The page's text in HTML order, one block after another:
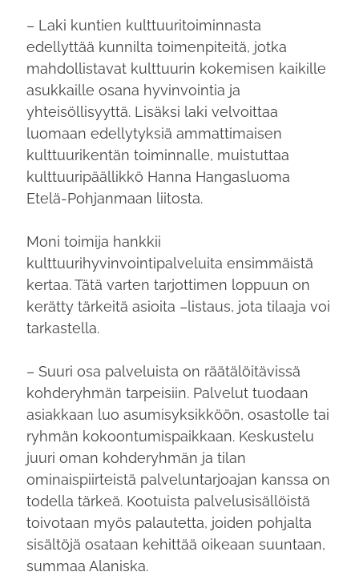
– Laki kuntien kulttuuritoiminnasta
edellyttää kunnilta toimenpiteitä, jotka
mahdollistavat kulttuurin kokemisen kaikille
asukkaille osana hyvinvointia ja
yhteisöllisyyttä. Lisäksi laki velvoittaa
luomaan edellytyksiä ammattimaisen
kulttuurikentän toiminnalle, muistuttaa
kulttuuripäällikkö Hanna Hangasluoma
Etelä-Pohjanmaan liitosta.
Moni toimija hankkii
kulttuurihyvinvointipalveluita ensimmäistä
kertaa. Tätä varten tarjottimen loppuun on
kerätty tärkeitä asioita –listaus, jota tilaaja voi
tarkastella.
– Suuri osa palveluista on räätälöitävissä
kohderyhmän tarpeisiin. Palvelut tuodaan
asiakkaan luo asumisyksikköön, osastolle tai
ryhmän kokoontumispaikkaan. Keskustelu
juuri oman kohderyhmän ja tilan
ominaispiirteistä palveluntarjoajan kanssa on
todella tärkeä. Kootuista palvelusisällöistä
toivotaan myös palautetta, joiden pohjalta
sisältöjä osataan kehittää oikeaan suuntaan,
summaa Alaniska.